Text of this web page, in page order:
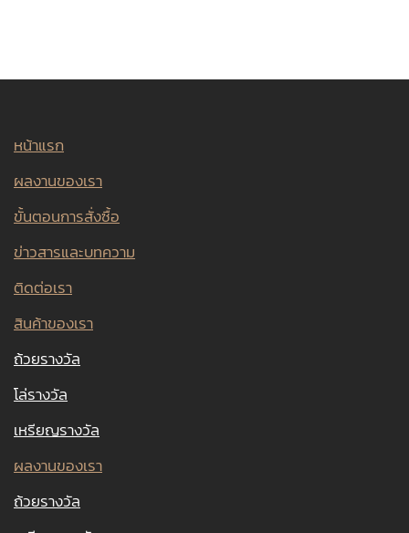
หน้าแรก
ผลงานของเรา
ขั้นตอนการสั่งซื้อ
ข่าวสารและบทความ
ติดต่อเรา
สินค้าของเรา
ถ้วยรางวัล
โล่รางวัล
เหรียญรางวัล
ผลงานของเรา
ถ้วยรางวัล